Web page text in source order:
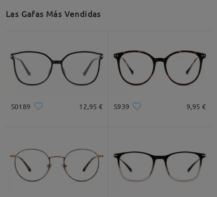
Las Gafas Más Vendidas
S0189 12,95 € S939 9,95 €